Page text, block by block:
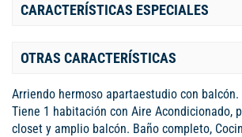
CARACTERÍSTICAS ESPECIALES
OTRAS CARACTERÍSTICAS
Arriendo hermoso apartaestudio con balcón.
Tiene 1 habitación con Aire Acondicionado,
closet y amplio balcón. Baño completo,